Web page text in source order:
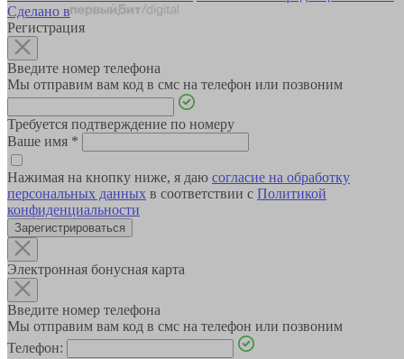
Сделано в
Регистрация
Введите номер телефона
Мы отправим вам код в смс на телефон или позвоним
Требуется подтверждение по номеру
Ваше имя *
Нажимая на кнопку ниже, я даю согласие на обработку
персональных данных в соответствии с Политикой
конфиденциальности
Зарегистрироваться
Электронная бонусная карта
Введите номер телефона
Мы отправим вам код в смс на телефон или позвоним
Телефон: